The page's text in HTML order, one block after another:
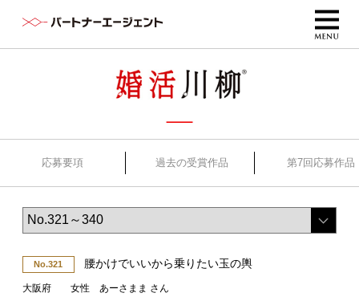
応募要項 過去の受賞作品 第7回応募作品
No.321 腰かけでいいから乗りたい玉の輿
大阪府 女性 あーさまま さん